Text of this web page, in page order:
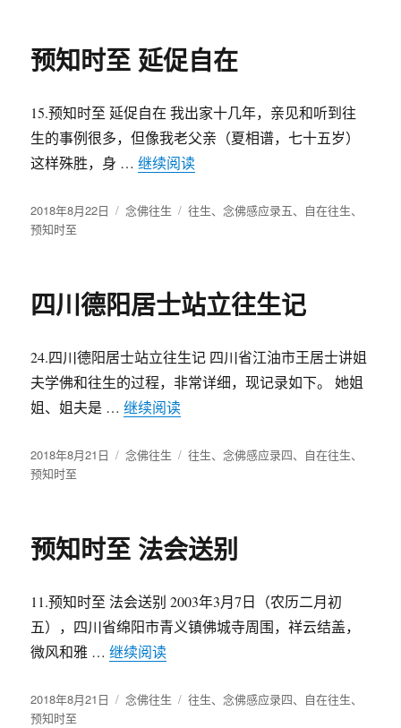
预知时至 延促自在
15.预知时至 延促自在 我出家十几年，亲见和听到往
生的事例很多，但像我老父亲（夏相谱，七十五岁）
这样殊胜，身 …继续阅读
发
布
2018年8月22日
分
念佛往生
标
往生、念佛感应录五、 自在往生、
预知时至
四川德阳居士站立往生记
24.四川德阳居士站立往生记 四川省江油市王居士讲姐
夫学佛和往生的过程，非常详细，现记录如下。 她姐
姐、姐夫是 …继续阅读
发
布
2018年8月21日
分
念佛往生
标
往生、念佛感应录四、 自在往生、
预知时至
预知时至 法会送别
11.预知时至 法会送别 2003年3月7日（农历二月初
五），四川省绵阳市青义镇佛城寺周围，祥云结盖，
微风和雅 …继续阅读
发
布
2018年8月21日
分
念佛往生
标
往生、念佛感应录四、 自在往生、
预知时至